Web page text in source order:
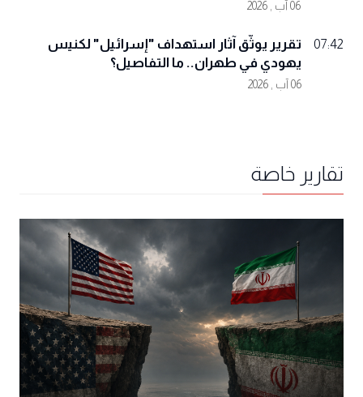
06 آب , 2026
07:42
تقرير يوثّق آثار استهداف "إسرائيل" لكنيس
يهودي في طهران.. ما التفاصيل؟
06 آب , 2026
تقارير خاصة